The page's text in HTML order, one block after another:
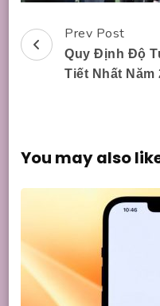
Post
Navigation
Prev Post
Quy Định Độ
Tiết Nhất Năm
You may also